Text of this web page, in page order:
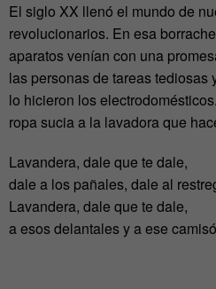
El siglo XX llenó el mundo de
revolucionarios. En esa
aparatos venían con una
las personas de tareas tediosas
lo hicieron los
ropa sucia a la lavadora que
Lavandera, dale que te dale,
dale a los pañales, dale al
Lavandera, dale que te dale,
a esos delantales y a ese